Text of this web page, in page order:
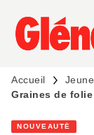
MENU
PIED DE
Accueil
Graines de folie
NOUVEAUTÉ